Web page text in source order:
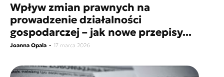
Wpływ zmian prawnych na
prowadzenie działalności
gospodarczej – jak nowe przepisy...
Joanna Opala - 17 marca 2026